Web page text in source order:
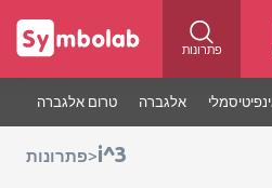
פתרונות
טרום אלגברה אלגברה
פתרונות>i^3